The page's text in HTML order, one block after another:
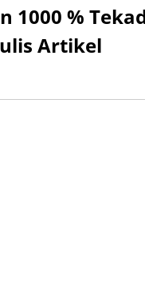
1000 %
Artikel